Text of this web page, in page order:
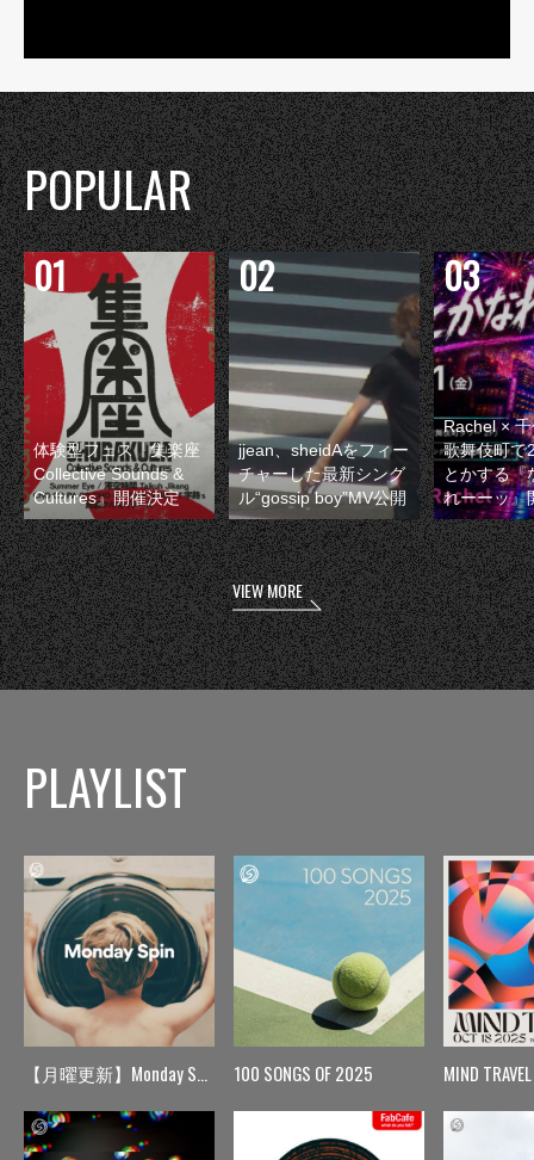
POPULAR
体験型フェス『集楽座
Collective Sounds &
Cultures』開催決定
jjean、sheidAをフィー
チャーした最新シング
ル“gossip boy”MV公開
Rachel ×
歌舞伎町で
とかする『
れーーッ』
VIEW MORE
PLAYLIST
【月曜更新】Monday Spin 100 SONGS OF 2025 MIND TRAVEL